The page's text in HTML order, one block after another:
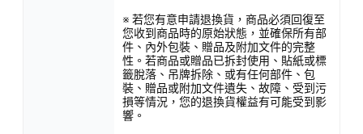
※ 若您有意申請退換貨，商品必須回復至
您收到商品時的原始狀態，並確保所有部
件、內外包裝、贈品及附加文件的完整
性。若商品或贈品已拆封使用、貼紙或標
籤脫落、吊牌拆除、或有任何部件、包
裝、贈品或附加文件遺失、故障、受到污
損等情況，您的退換貨權益有可能受到影
響。